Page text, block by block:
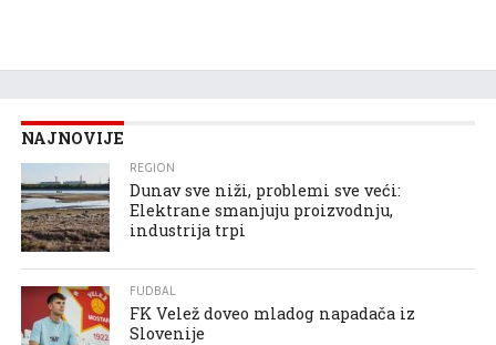
NAJNOVIJE
REGION
Dunav sve niži, problemi sve veći:
Elektrane smanjuju proizvodnju,
industrija trpi
FUDBAL
FK Velež doveo mladog napadača iz
Slovenije